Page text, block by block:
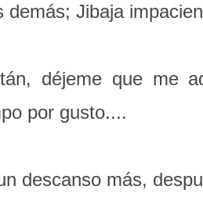
demás; Jibaja
que me
por gusto....
descanso más,